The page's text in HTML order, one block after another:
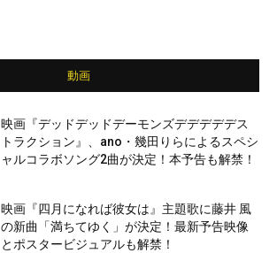
動画
映画『デッドデッドデーモンズデデデデデス
トラクション』、ano・幾田りらによるスペシ
ャルコラボソング2曲が決定！本予告も解禁！
映画『四月になれば彼女は』主題歌に藤井 風
の新曲「満ちてゆく」が決定！最新予告映像
とポスタービジュアルも解禁！